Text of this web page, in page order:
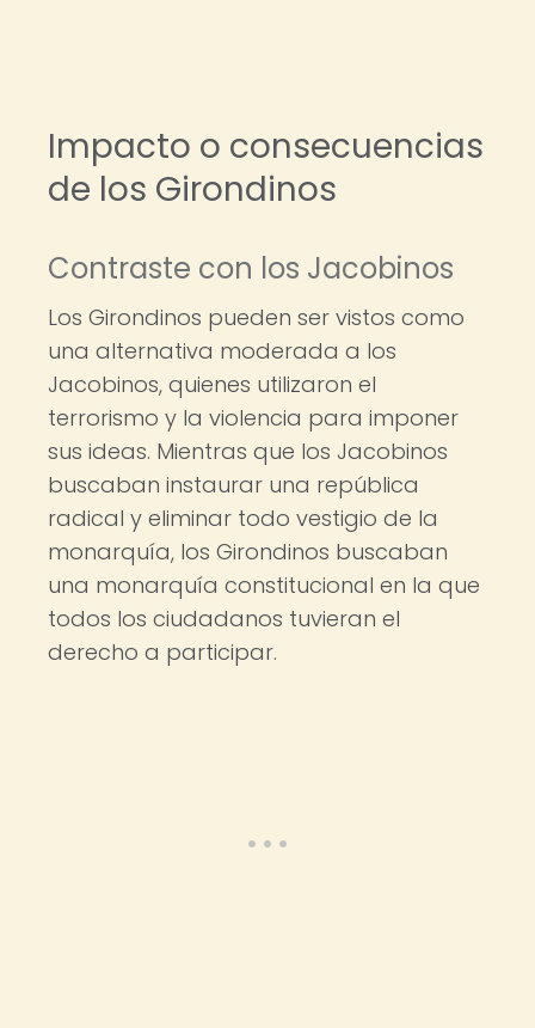
Impacto o consecuencias
de los Girondinos
Contraste con los Jacobinos
Los Girondinos pueden ser vistos como
una alternativa moderada a los
Jacobinos, quienes utilizaron el
terrorismo y la violencia para imponer
sus ideas. Mientras que los Jacobinos
buscaban instaurar una república
radical y eliminar todo vestigio de la
monarquía, los Girondinos buscaban
una monarquía constitucional en la que
todos los ciudadanos tuvieran el
derecho a participar.